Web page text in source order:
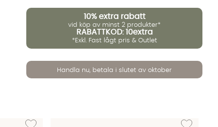
10% extra rabatt
vid köp av minst 2 produkter*
RABATTKOD: 10extra
*Exkl. Fast lågt pris & Outlet
Handla nu, betala i slutet av oktober
Lägg till i önskelista: SKAGEN Nackstöd Beige Lägg till i